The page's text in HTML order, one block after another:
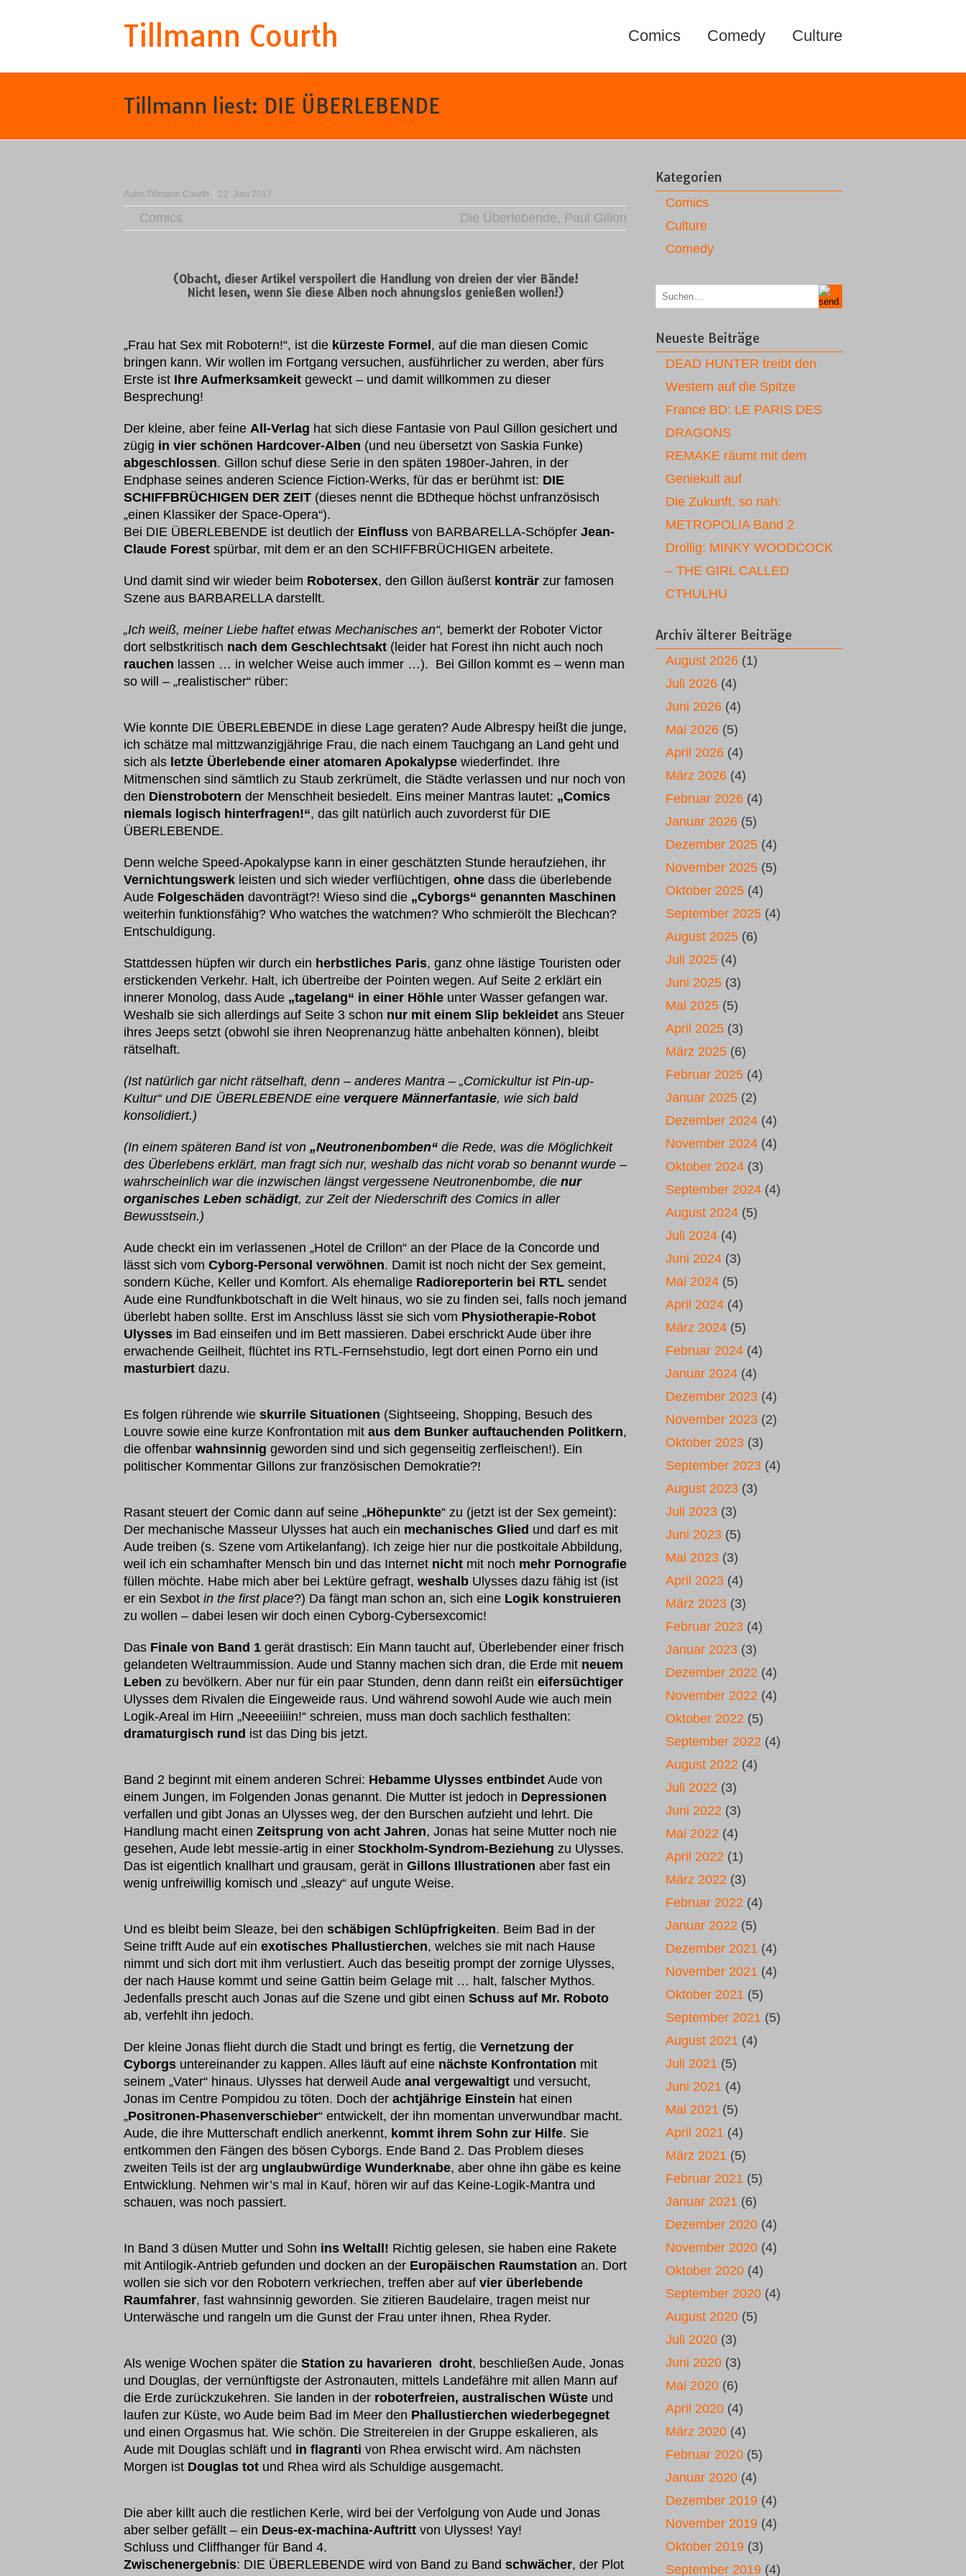
Tillmann Courth Comics Comedy Culture
Tillmann liest: DIE ÜBERLEBENDE
Autor:Tillmann Courth 22. Juni 2017
Comics Die Überlebende, Paul Gillon
(Obacht, dieser Artikel verspoilert die Handlung von dreien der vier Bände!
Nicht lesen, wenn Sie diese Alben noch ahnungslos genießen wollen!)
„Frau hat Sex mit Robotern!“, ist die kürzeste Formel , auf die man diesen Comic
bringen kann. Wir wollen im Fortgang versuchen, ausführlicher zu werden, aber fürs
Erste ist Ihre Aufmerksamkeit geweckt – und damit willkommen zu dieser
Besprechung!
Der kleine, aber feine All-Verlag hat sich diese Fantasie von Paul Gillon gesichert und
zügig in vier schönen Hardcover-Alben (und neu übersetzt von Saskia Funke)
abgeschlossen. Gillon schuf diese Serie in den späten 1980er-Jahren, in der
Endphase seines anderen Science Fiction-Werks, für das er berühmt ist: DIE
SCHIFFBRÜCHIGEN DER ZEIT (dieses nennt die BDtheque höchst unfranzösisch
„einen Klassiker der Space-Opera“).
Bei DIE ÜBERLEBENDE ist deutlich der Einfluss von BARBARELLA-Schöpfer Jean-
Claude Forest spürbar, mit dem er an den SCHIFFBRÜCHIGEN arbeitete.
Und damit sind wir wieder beim Robotersex, den Gillon äußerst konträr zur famosen
Szene aus BARBARELLA darstellt.
„Ich weiß, meiner Liebe haftet etwas Mechanisches an“, bemerkt der Roboter Victor
dort selbstkritisch nach dem Geschlechtsakt (leider hat Forest ihn nicht auch noch
rauchen lassen … in welcher Weise auch immer …). Bei Gillon kommt es – wenn man
so will – „realistischer“ rüber:
Wie konnte DIE ÜBERLEBENDE in diese Lage geraten? Aude Albrespy heißt die junge,
ich schätze mal mittzwanzigjährige Frau, die nach einem Tauchgang an Land geht und
sich als letzte Überlebende einer atomaren Apokalypse wiederfindet. Ihre
Mitmenschen sind sämtlich zu Staub zerkrümelt, die Städte verlassen und nur noch von
den Dienstrobotern der Menschheit besiedelt. Eins meiner Mantras lautet: „Comics
niemals logisch hinterfragen!“, das gilt natürlich auch zuvorderst für DIE
ÜBERLEBENDE.
Denn welche Speed-Apokalypse kann in einer geschätzten Stunde heraufziehen, ihr
Vernichtungswerk leisten und sich wieder verflüchtigen, ohne dass die überlebende
Aude Folgeschäden davonträgt?! Wieso sind die „Cyborgs“ genannten Maschinen
weiterhin funktionsfähig? Who watches the watchmen? Who schmierölt the Blechcan?
Entschuldigung.
Stattdessen hüpfen wir durch ein herbstliches Paris, ganz ohne lästige Touristen oder
erstickenden Verkehr. Halt, ich übertreibe der Pointen wegen. Auf Seite 2 erklärt ein
innerer Monolog, dass Aude „tagelang“ in einer Höhle unter Wasser gefangen war.
Weshalb sie sich allerdings auf Seite 3 schon nur mit einem Slip bekleidet ans Steuer
ihres Jeeps setzt (obwohl sie ihren Neoprenanzug hätte anbehalten können), bleibt
rätselhaft.
(Ist natürlich gar nicht rätselhaft, denn – anderes Mantra – „Comickultur ist Pin-up-
Kultur“ und DIE ÜBERLEBENDE eine verquere Männerfantasie, wie sich bald
konsolidiert.)
(In einem späteren Band ist von „Neutronenbomben“ die Rede, was die Möglichkeit
des Überlebens erklärt, man fragt sich nur, weshalb das nicht vorab so benannt wurde –
wahrscheinlich war die inzwischen längst vergessene Neutronenbombe, die nur
organisches Leben schädigt, zur Zeit der Niederschrift des Comics in aller
Bewusstsein.)
Aude checkt ein im verlassenen „Hotel de Crillon“ an der Place de la Concorde und
lässt sich vom Cyborg-Personal verwöhnen. Damit ist noch nicht der Sex gemeint,
sondern Küche, Keller und Komfort. Als ehemalige Radioreporterin bei RTL sendet
Aude eine Rundfunkbotschaft in die Welt hinaus, wo sie zu finden sei, falls noch jemand
überlebt haben sollte. Erst im Anschluss lässt sie sich vom Physiotherapie-Robot
Ulysses im Bad einseifen und im Bett massieren. Dabei erschrickt Aude über ihre
erwachende Geilheit, flüchtet ins RTL-Fernsehstudio, legt dort einen Porno ein und
masturbiert dazu.
Es folgen rührende wie skurrile Situationen (Sightseeing, Shopping, Besuch des
Louvre sowie eine kurze Konfrontation mit aus dem Bunker auftauchenden Politkern,
die offenbar wahnsinnig geworden sind und sich gegenseitig zerfleischen!). Ein
politischer Kommentar Gillons zur französischen Demokratie?!
Rasant steuert der Comic dann auf seine „Höhepunkte“ zu (jetzt ist der Sex gemeint):
Der mechanische Masseur Ulysses hat auch ein mechanisches Glied und darf es mit
Aude treiben (s. Szene vom Artikelanfang). Ich zeige hier nur die postkoitale Abbildung,
weil ich ein schamhafter Mensch bin und das Internet nicht mit noch mehr Pornografie
füllen möchte. Habe mich aber bei Lektüre gefragt, weshalb Ulysses dazu fähig ist (ist
er ein Sexbot in the first place?) Da fängt man schon an, sich eine Logik konstruieren
zu wollen – dabei lesen wir doch einen Cyborg-Cybersexcomic!
Das Finale von Band 1 gerät drastisch: Ein Mann taucht auf, Überlebender einer frisch
gelandeten Weltraummission. Aude und Stanny machen sich dran, die Erde mit neuem
Leben zu bevölkern. Aber nur für ein paar Stunden, denn dann reißt ein eifersüchtiger
Ulysses dem Rivalen die Eingeweide raus. Und während sowohl Aude wie auch mein
Logik-Areal im Hirn „Neeeeiiiin!“ schreien, muss man doch sachlich festhalten:
dramaturgisch rund ist das Ding bis jetzt.
Band 2 beginnt mit einem anderen Schrei: Hebamme Ulysses entbindet Aude von
einem Jungen, im Folgenden Jonas genannt. Die Mutter ist jedoch in Depressionen
verfallen und gibt Jonas an Ulysses weg, der den Burschen aufzieht und lehrt. Die
Handlung macht einen Zeitsprung von acht Jahren, Jonas hat seine Mutter noch nie
gesehen, Aude lebt messie-artig in einer Stockholm-Syndrom-Beziehung zu Ulysses.
Das ist eigentlich knallhart und grausam, gerät in Gillons Illustrationen aber fast ein
wenig unfreiwillig komisch und „sleazy“ auf ungute Weise.
Und es bleibt beim Sleaze, bei den schäbigen Schlüpfrigkeiten. Beim Bad in der
Seine trifft Aude auf ein exotisches Phallustierchen, welches sie mit nach Hause
nimmt und sich dort mit ihm verlustiert. Auch das beseitig prompt der zornige Ulysses,
der nach Hause kommt und seine Gattin beim Gelage mit … halt, falscher Mythos.
Jedenfalls prescht auch Jonas auf die Szene und gibt einen Schuss auf Mr. Roboto
ab, verfehlt ihn jedoch.
Der kleine Jonas flieht durch die Stadt und bringt es fertig, die Vernetzung der
Cyborgs untereinander zu kappen. Alles läuft auf eine nächste Konfrontation mit
seinem „Vater“ hinaus. Ulysses hat derweil Aude anal vergewaltigt und versucht,
Jonas im Centre Pompidou zu töten. Doch der achtjährige Einstein hat einen
„Positronen-Phasenverschieber“ entwickelt, der ihn momentan unverwundbar macht.
Aude, die ihre Mutterschaft endlich anerkennt, kommt ihrem Sohn zur Hilfe. Sie
entkommen den Fängen des bösen Cyborgs. Ende Band 2. Das Problem dieses
zweiten Teils ist der arg unglaubwürdige Wunderknabe, aber ohne ihn gäbe es keine
Entwicklung. Nehmen wir’s mal in Kauf, hören wir auf das Keine-Logik-Mantra und
schauen, was noch passiert.
In Band 3 düsen Mutter und Sohn ins Weltall! Richtig gelesen, sie haben eine Rakete
mit Antilogik-Antrieb gefunden und docken an der Europäischen Raumstation an. Dort
wollen sie sich vor den Robotern verkriechen, treffen aber auf vier überlebende
Raumfahrer, fast wahnsinnig geworden. Sie zitieren Baudelaire, tragen meist nur
Unterwäsche und rangeln um die Gunst der Frau unter ihnen, Rhea Ryder.
Als wenige Wochen später die Station zu havarieren droht, beschließen Aude, Jonas
und Douglas, der vernünftigste der Astronauten, mittels Landefähre mit allen Mann auf
die Erde zurückzukehren. Sie landen in der roboterfreien, australischen Wüste und
laufen zur Küste, wo Aude beim Bad im Meer den Phallustierchen wiederbegegnet
und einen Orgasmus hat. Wie schön. Die Streitereien in der Gruppe eskalieren, als
Aude mit Douglas schläft und in flagranti von Rhea erwischt wird. Am nächsten
Morgen ist Douglas tot und Rhea wird als Schuldige ausgemacht.
Die aber killt auch die restlichen Kerle, wird bei der Verfolgung von Aude und Jonas
aber selber gefällt – ein Deus-ex-machina-Auftritt von Ulysses! Yay!
Schluss und Cliffhanger für Band 4.
Zwischenergebnis: DIE ÜBERLEBENDE wird von Band zu Band schwächer, der Plot
Kategorien
Comics
Culture
Comedy
Neueste Beiträge
DEAD HUNTER treibt den
Western auf die Spitze
France BD: LE PARIS DES
DRAGONS
REMAKE räumt mit dem
Geniekult auf
Die Zukunft, so nah:
METROPOLIA Band 2
Drollig: MINKY WOODCOCK
– THE GIRL CALLED
CTHULHU
Archiv älterer Beiträge
August 2026 (1)
Juli 2026 (4)
Juni 2026 (4)
Mai 2026 (5)
April 2026 (4)
März 2026 (4)
Februar 2026 (4)
Januar 2026 (5)
Dezember 2025 (4)
November 2025 (5)
Oktober 2025 (4)
September 2025 (4)
August 2025 (6)
Juli 2025 (4)
Juni 2025 (3)
Mai 2025 (5)
April 2025 (3)
März 2025 (6)
Februar 2025 (4)
Januar 2025 (2)
Dezember 2024 (4)
November 2024 (4)
Oktober 2024 (3)
September 2024 (4)
August 2024 (5)
Juli 2024 (4)
Juni 2024 (3)
Mai 2024 (5)
April 2024 (4)
März 2024 (5)
Februar 2024 (4)
Januar 2024 (4)
Dezember 2023 (4)
November 2023 (2)
Oktober 2023 (3)
September 2023 (4)
August 2023 (3)
Juli 2023 (3)
Juni 2023 (5)
Mai 2023 (3)
April 2023 (4)
März 2023 (3)
Februar 2023 (4)
Januar 2023 (3)
Dezember 2022 (4)
November 2022 (4)
Oktober 2022 (5)
September 2022 (4)
August 2022 (4)
Juli 2022 (3)
Juni 2022 (3)
Mai 2022 (4)
April 2022 (1)
März 2022 (3)
Februar 2022 (4)
Januar 2022 (5)
Dezember 2021 (4)
November 2021 (4)
Oktober 2021 (5)
September 2021 (5)
August 2021 (4)
Juli 2021 (5)
Juni 2021 (4)
Mai 2021 (5)
April 2021 (4)
März 2021 (5)
Februar 2021 (5)
Januar 2021 (6)
Dezember 2020 (4)
November 2020 (4)
Oktober 2020 (4)
September 2020 (4)
August 2020 (5)
Juli 2020 (3)
Juni 2020 (3)
Mai 2020 (6)
April 2020 (4)
März 2020 (4)
Februar 2020 (5)
Januar 2020 (4)
Dezember 2019 (4)
November 2019 (4)
Oktober 2019 (3)
September 2019 (4)